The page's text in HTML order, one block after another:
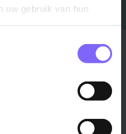
uw gebruik van hun